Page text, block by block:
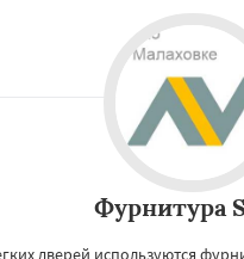
Фурнитура
дверей используются